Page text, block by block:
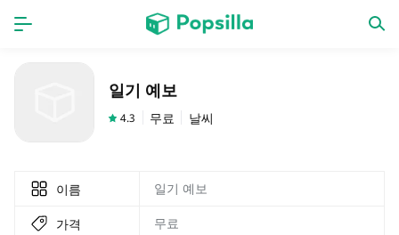
일기 예보
4.3 무료 날씨
이름 일기 예보
가격 무료